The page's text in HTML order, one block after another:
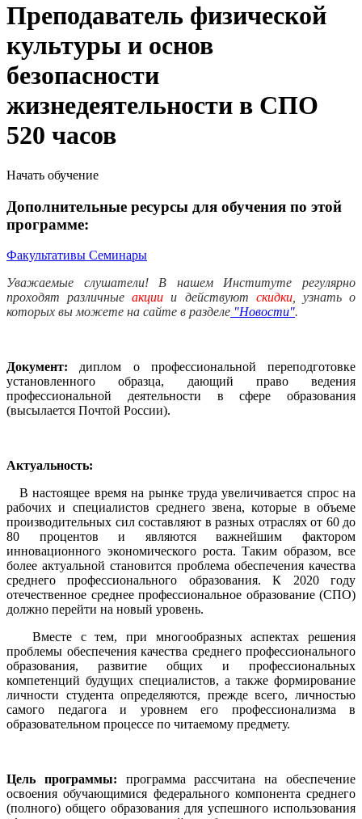
Преподаватель физической
культуры и основ
безопасности
жизнедеятельности в СПО
520 часов
Начать обучение
Дополнительные ресурсы для обучения по этой
программе:
Факультативы Семинары
Уважаемые слушатели! В нашем Институте регулярно
проходят различныеакции и действуют скидки, узнать о
которых вы можете на сайте в разделе "Новости".
Документ: диплом о профессиональной переподготовке
установленного образца, дающий право ведения
профессиональной деятельности в сфере образования
(высылается Почтой России).
Актуальность:
В настоящее время на рынке труда увеличивается спрос на
рабочих и специалистов среднего звена, которые в объеме
производительных сил составляют в разных отраслях от 60 до
80 процентов и являются важнейшим фактором
инновационного экономического роста. Таким образом, все
более актуальной становится проблема обеспечения качества
среднего профессионального образования. К 2020 году
отечественное среднее профессиональное образование (СПО)
должно перейти на новый уровень.
Вместе с тем, при многообразных аспектах решения
проблемы обеспечения качества среднего профессионального
образования, развитие общих и профессиональных
компетенций будущих специалистов, а также формирование
личности студента определяются, прежде всего, личностью
самого педагога и уровнем его профессионализма в
образовательном процессе по читаемому предмету.
Цель программы: программа рассчитана на обеспечение
освоения обучающимися федерального компонента среднего
(полного) общего образования для успешного использования